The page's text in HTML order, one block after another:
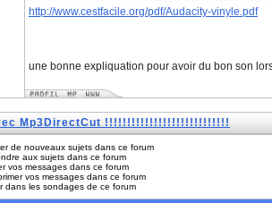
http://www.cestfacile.org/pdf/Audacity-vinyle.pdf
une bonne expliquation pour avoir du bon son
Mp3DirectCut !!!!!!!!!!!!!!!!!!!!!!!!!!!!
de nouveaux sujets dans ce forum
aux sujets dans ce forum
vos messages dans ce forum
vos messages dans ce forum
dans les sondages de ce forum